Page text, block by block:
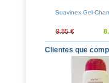
Suavinex Gel-
9.85 €
Clientes que